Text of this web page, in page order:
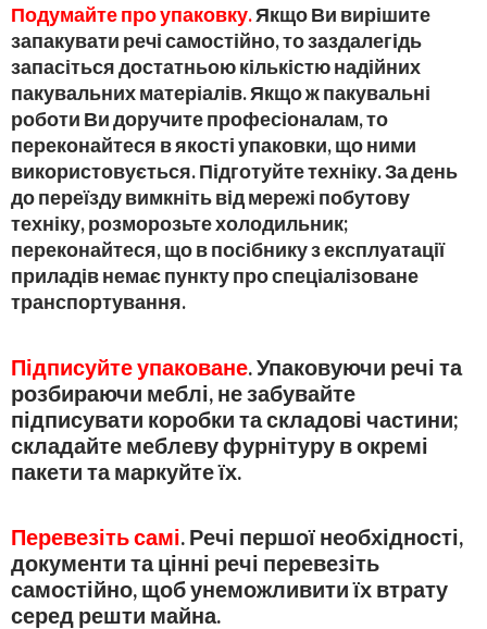
Подумайте про упаковку.Якщо Ви вирішите
запакувати речі самостійно, то заздалегідь
запасіться достатньою кількістю надійних
пакувальних матеріалів. Якщо ж пакувальні
роботи Ви доручите професіоналам, то
переконайтеся в якості упаковки, що ними
використовується. Підготуйте техніку. За день
до переїзду вимкніть від мережі побутову
техніку, розморозьте холодильник;
переконайтеся, що в посібнику з експлуатації
приладів немає пункту про спеціалізоване
транспортування.
Підписуйте упаковане. Упаковуючи речі та
розбираючи меблі, не забувайте
підписувати коробки та складові частини;
складайте меблеву фурнітуру в окремі
пакети та маркуйте їх.
Перевезіть самі. Речі першої необхідності,
документи та цінні речі перевезіть
самостійно, щоб унеможливити їх втрату
серед решти майна.